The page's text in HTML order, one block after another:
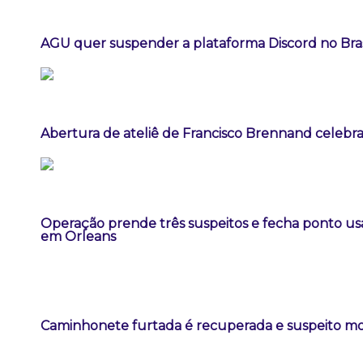
AGU quer suspender a plataforma Discord no
Abertura de ateliê de Francisco Brennand
Operação prende três suspeitos e fecha ponto
em Orleans
Caminhonete furtada é recuperada e suspeito